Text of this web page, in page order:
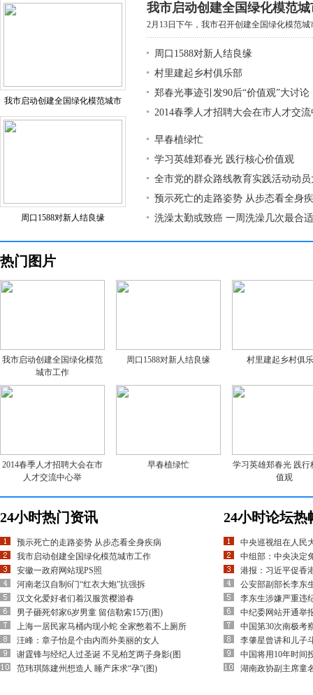
我市启动创建全国绿化模范城市
周口1588对新人结良缘
我市启动创建全国绿化模范
2月13日下午，我市召开创建全国绿化模范
周口1588对新人结良缘
村里建起乡村俱乐部
郑春光事迹引发90后“价值观”大讨论
2014春季人才招聘大会在市人才交
早春植绿忙
学习英雄郑春光 践行核心价值观
全市党的群众路线教育实践活动动
预示死亡的走路姿势 从步态看全身
洗澡太勤或致癌 一周洗澡几次最合适
热门图片
我市启动创建全国绿化模范
城市工作
周口1588对新人结良缘 村里建起乡村俱
2014春季人才招聘大会在市
人才交流中心举
早春植绿忙
学习英雄郑春光 践行
值观
24小时热门资讯
预示死亡的走路姿势 从步态看全身疾病
我市启动创建全国绿化模范城市工作
安徽一政府网站现PS照
河南老汉自制6门“红衣大炮”抗强拆
汉文化爱好者们着汉服赏樱游春
男子砸死邻家6岁男童 留信勒索15万(图)
上海一居民家马桶内现小蛇 全家憋着不上厕所
汪峰：章子怡是个由内而外美丽的女人
谢霆锋与经纪人过圣诞 不见柏芝两子身影(图
范玮琪陈建州想造人 睡产床求“孕”(图)
24小时论坛热
中央巡视组在人民
中组部：中央决定
港报：习近平促香
公安部副部长李东
李东生涉嫌严重违
中纪委网站开通举
中国第30次南极考
李肇星曾讲和儿子
中国将用10年时间
湖南政协副主席童